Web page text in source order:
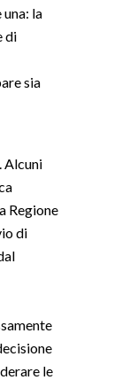
la
di
sia
Alcuni
Regione
di
le